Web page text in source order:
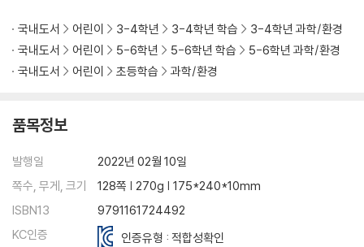
국내도서 어린이 3-4학년 3-4학년 학습
3-4학년 과학/환경
국내도서
어린이 5-6학년 5-6학년 학습
5-6학년 과학/환경
국내도서
어린이 초등학습 과학/환경
품목정보
발행일
2022년 02월 10일
쪽수, 무게, 크기
128쪽 | 270g | 175*240*10mm
ISBN13
9791161724492
KC인증
인증유형 : 적합성확인